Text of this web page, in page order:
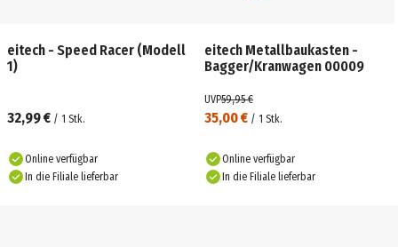
eitech - Speed Racer (Modell
1)
32,99 € / 1 Stk.
Online verfügbar
In die Filiale lieferbar
eitech Metallbaukasten -
Bagger/Kranwagen 00009
35,00 € / 1 Stk.
UVP59,95 €
Online verfügbar
In die Filiale lieferbar